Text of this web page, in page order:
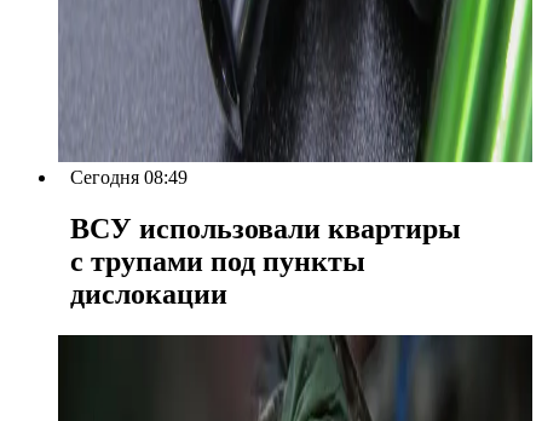
Сегодня 08:49
ВСУ использовали квартиры
с трупами под пункты
дислокации